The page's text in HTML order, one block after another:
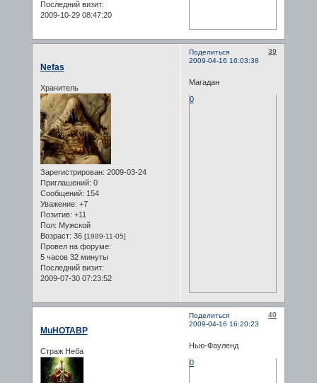
Последний визит:
2009-10-29 08:47:20
Поделиться
39
2009-04-16 16:03:38
Nefas
Хранитель
Зарегистрирован: 2009-03-24
Приглашений: 0
Сообщений: 154
Уважение: +7
Позитив: +11
Пол: Мужской
Возраст: 36 [1989-11-05]
Провел на форуме:
5 часов 32 минуты
Последний визит:
2009-07-30 07:23:52
Магадан
0
Поделиться
40
2009-04-16 16:20:23
MuHOTABP
Страж Неба
Нью-Фауленд
0